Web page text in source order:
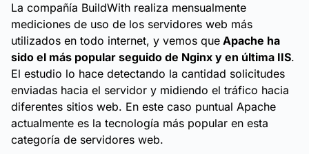
La compañía BuildWith realiza mensualmente
mediciones de uso de los servidores web más
utilizados en todo internet, y vemos que Apache ha
sido el más popular seguido de Nginx y en última IIS.
El estudio lo hace detectando la cantidad solicitudes
enviadas hacia el servidor y midiendo el tráfico hacia
diferentes sitios web. En este caso puntual Apache
actualmente es la tecnología más popular en esta
categoría de servidores web.